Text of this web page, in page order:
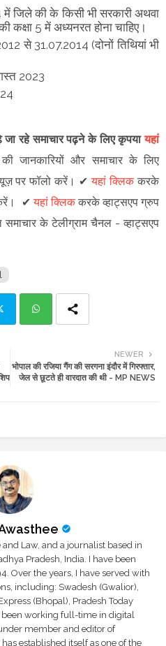
जिले की के किसी भी सरकारी अथवा
कक्षा 5 में अध्यनरत होना चाहिए।
से 31.07.2014 (दोनों तिथियां भी
2023
रहे समाचार पढ़ने के लिए कृपयायहां
जानकारियों और समाचार के लिए
पर फॉलो करें । ✔यहां क्लिककरके
✔यहां क्लिककरके व्हाट्सएप ग्रुप
समाचार के टेलीग्राम चैनल - व्हाट्सएप
ats
NEWER
भोपाल की रजिया गैंग की सरगना इंदौर में गिरफ्तार,
जेल से छूटते ही वारदात की थी - MP NEWS
Law, and a journalist based in
Pradesh, India. I have been
Over the years, I have served with
including: Swadesh (Gwalior),
(Bhopal), Pradesh Today
been working full-time in digital
member and editor of
established itself as one of the